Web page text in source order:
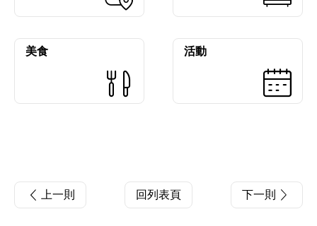
美食 活動
上一則 回列表頁 下一則